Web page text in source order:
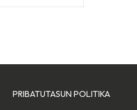
PRIBATUTASUN POLITIKA